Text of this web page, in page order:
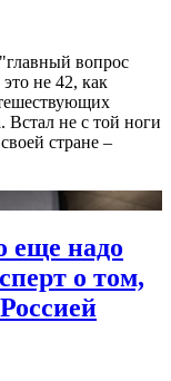
вопрос
не 42, как
Встал не с той ноги
стране –
еще надо
о том,